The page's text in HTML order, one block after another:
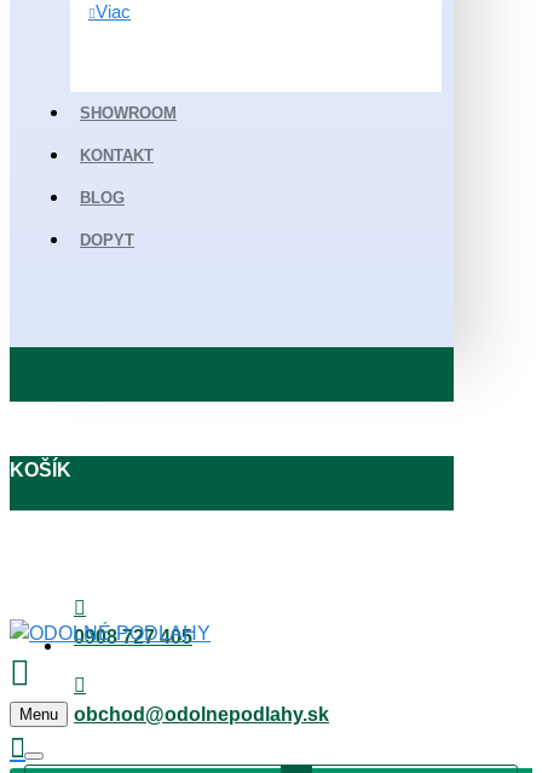
Viac
SHOWROOM
KONTAKT
BLOG
DOPYT
KOŠÍK
0908 727 405
obchod@odolnepodlahy.sk
Menu